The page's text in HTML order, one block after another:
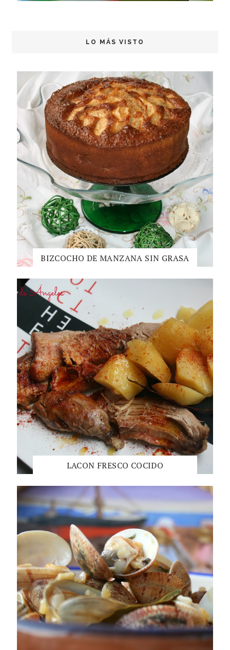
LO MÁS VISTO
BIZCOCHO DE MANZANA SIN GRASA
LACON FRESCO COCIDO